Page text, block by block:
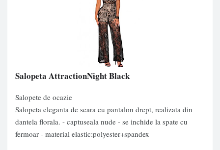
Salopeta AttractionNight Black
Salopete de ocazie
Salopeta eleganta de seara cu pantalon drept, realizata din
dantela florala. - captuseala nude - se inchide la spate cu
fermoar - material elastic:polyester+spandex